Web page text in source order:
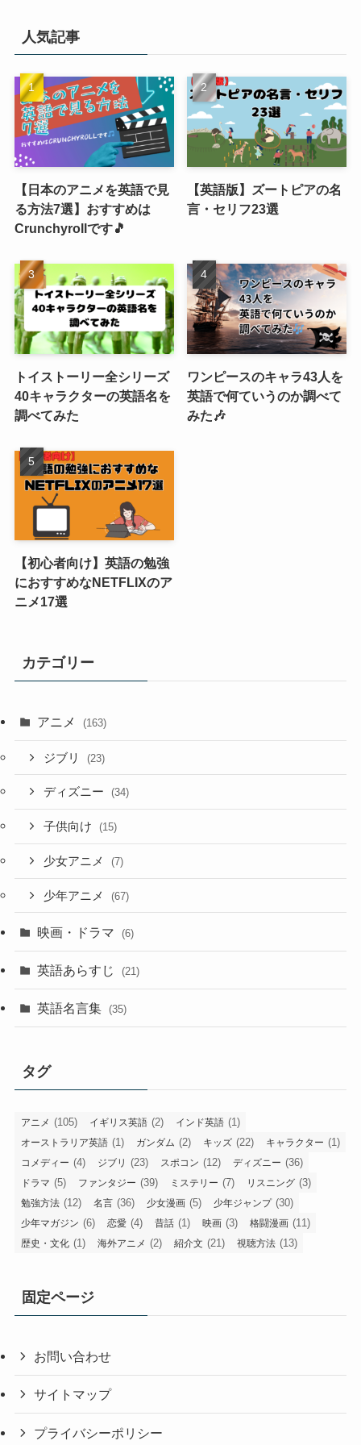
人気記事
【日本のアニメを英語で見
る方法7選】おすすめは
Crunchyrollです🎵
【英語版】ズートピアの名
言・セリフ23選
トイストーリー全シリーズ
40キャラクターの英語名を
調べてみた
ワンピースのキャラ43人を
英語で何ていうのか調べて
みた🎶
【初心者向け】英語の勉強
におすすめなNETFLIXのア
ニメ17選
カテゴリー
アニメ (163)
ジブリ (23)
ディズニー (34)
子供向け (15)
少女アニメ (7)
少年アニメ (67)
映画・ドラマ (6)
英語あらすじ (21)
英語名言集 (35)
タグ
アニメ (105) イギリス英語 (2) インド英語 (1)
オーストラリア英語 (1) ガンダム (2) キッズ (22) キャラクター (1)
コメディー (4) ジブリ (23) スポコン (12) ディズニー (36)
ドラマ (5) ファンタジー (39) ミステリー (7) リスニング (3)
勉強方法 (12) 名言 (36) 少女漫画 (5) 少年ジャンプ(30)
少年マガジン (6) 恋愛 (4) 昔話 (1) 映画 (3) 格闘漫画 (11)
歴史・文化 (1) 海外アニメ (2) 紹介文 (21) 視聴方法 (13)
固定ページ
お問い合わせ
サイトマップ
プライバシーポリシー